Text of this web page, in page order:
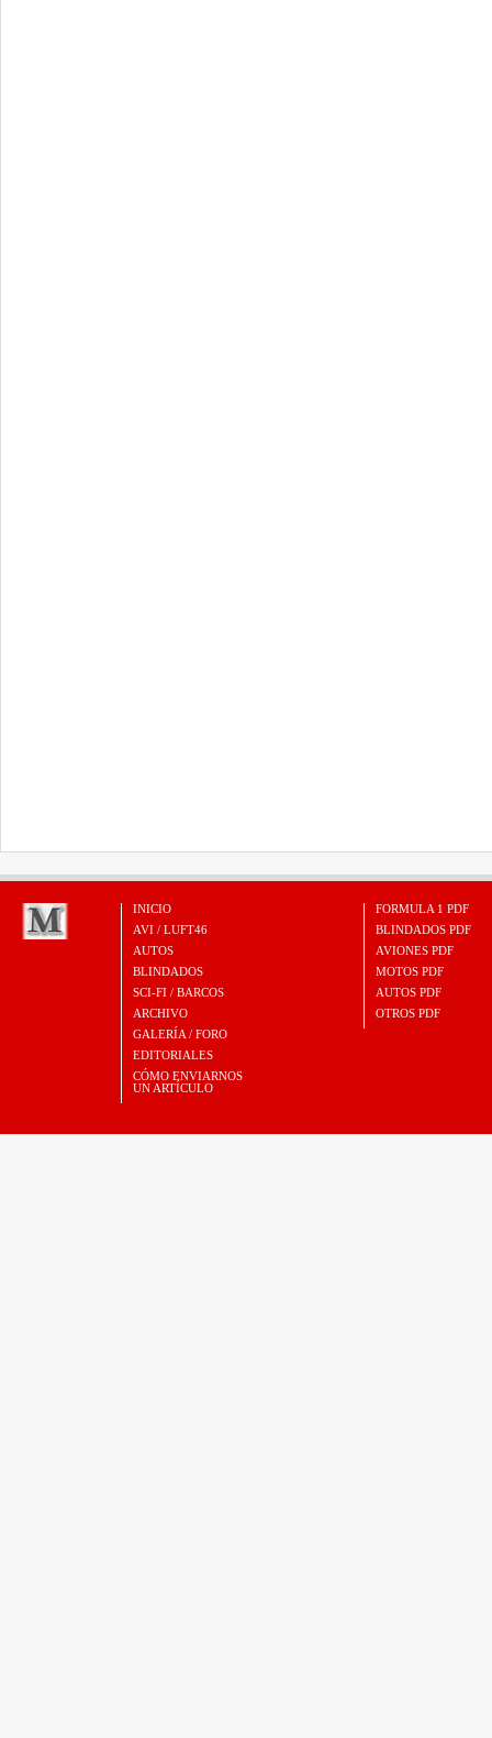
INICIO
AVI / LUFT46
AUTOS
BLINDADOS
SCI-FI / BARCOS
ARCHIVO
GALERÍA / FORO
EDITORIALES
CÓMO ENVIARNOS
UN ARTÍCULO
FORMULA 1 PDF
BLINDADOS PDF
AVIONES PDF
MOTOS PDF
AUTOS PDF
OTROS PDF